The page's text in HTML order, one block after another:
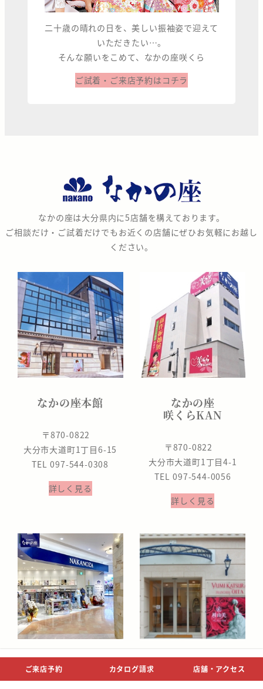
二十歳の晴れの日を、美しい振袖姿で迎えて
いただきたい…。
そんな願いをこめて、なかの座咲くら
ご試着・ご来店予約はコチラ
座
なかの座は大分県内に5店舗を構えております。
ご相談だけ・ご試着だけでもお近くの店舗にぜひお気軽にお越し
ください。
なかの座本館
〒870-0822
大分市大道町1丁目6-15
TEL 097-544-0308
詳しく見る
なかの座
咲くらKAN
〒870-0822
大分市大道町1丁目4-1
TEL 097-544-0056
詳しく見る
なかの座
パークプレイス店
桂由美
フランチャイズ大分
ご来店予約 カタログ請求 店舗・アクセス